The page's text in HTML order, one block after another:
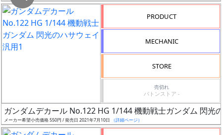
店
舗
し
た
店
PRODUCT
MECHANIC
STORE
売切れ
バトンストア -
ガンダムデカール No.122 HG 1/144 機動戦士ガンダム 閃光
メーカー希望小売価格 550円 / 発売日 2021年7月10日 （詳細ページ）